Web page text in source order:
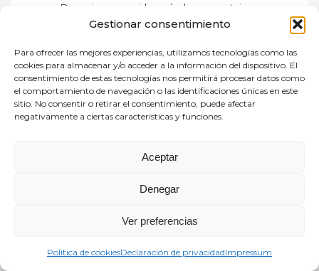
Gestionar consentimiento
Para ofrecer las mejores experiencias, utilizamos tecnologías como las
cookies para almacenar y/o acceder a la información del dispositivo. El
consentimiento de estas tecnologías nos permitirá procesar datos como
el comportamiento de navegación o las identificaciones únicas en este
sitio. No consentir o retirar el consentimiento, puede afectar
negativamente a ciertas características y funciones.
Aceptar
Denegar
Ver preferencias
Política de cookiesDeclaración de privacidadImpressum
Donaciones en vida: cuándo son ventajosas y
cómo hacerlas bien
testamento
Para losasociados de FEDMA, el pack completo
tiene un 5% de descuentoaplicando el código
FEDMA en el momento del pago.
https://ipff.es/formacion/herencias-testamentos-